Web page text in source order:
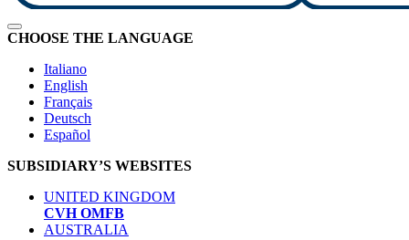
CHOOSE THE LANGUAGE
Italiano
English
Français
Deutsch
Español
SUBSIDIARY’S WEBSITES
UNITED KINGDOM
CVH OMFB
AUSTRALIA